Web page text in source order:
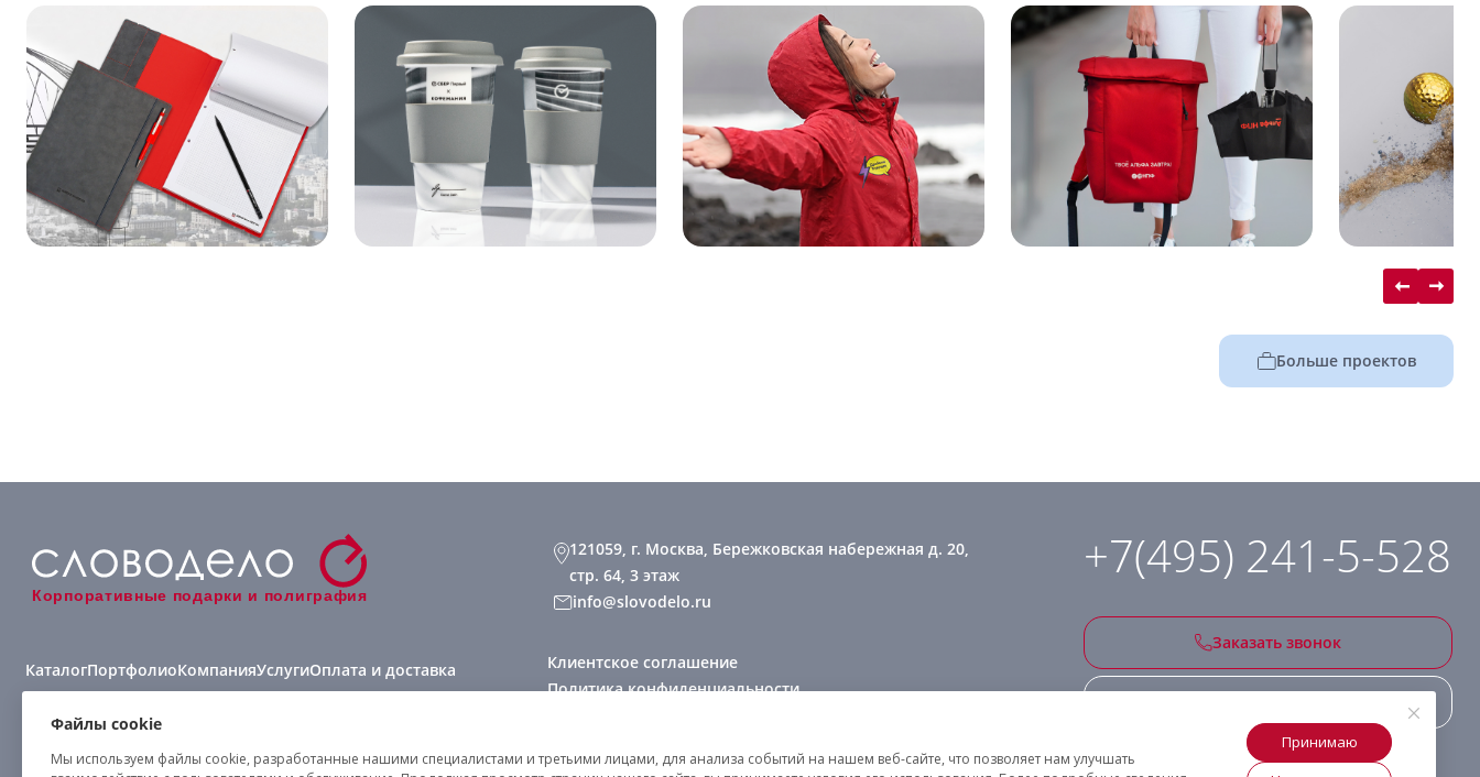
Больше проектов
Корпоративные подарки и полиграфия
КаталогПортфолиоКомпанияУслугиОплата и доставка
Виды нанесения
121059, г. Москва, Бережковская набережная д. 20,
стр. 64, 3 этаж
info@slovodelo.ru
+7(495) 241-5-528
Заказать звонок
Клиентское соглашение
Политика конфиденциальности
Файлы cookie
Мы используем файлы cookie, разработанные нашими специалистами и третьими лицами, для анализа событий на нашем веб-сайте, что позволяет нам улучшать
Принимаю